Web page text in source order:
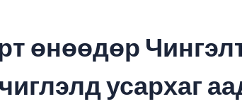
өнөөдөр
усархаг